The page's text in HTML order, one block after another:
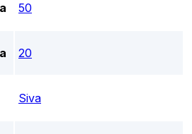
50
20
Siva